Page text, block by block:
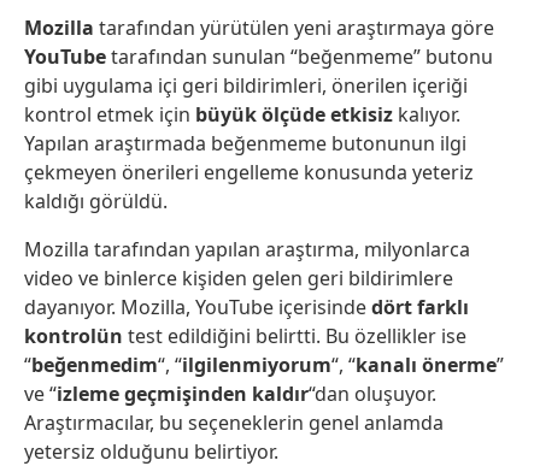
Mozilla tarafından yürütülen yeni araştırmaya göre
YouTubetarafından sunulan “beğenmeme” butonu
gibi uygulama içi geri bildirimleri, önerilen içeriği
kontrol etmek için büyük ölçüde etkisiz kalıyor.
Yapılan araştırmada beğenmeme butonunun ilgi
çekmeyen önerileri engelleme konusunda yeteriz
kaldığı görüldü.
Mozilla tarafından yapılan araştırma, milyonlarca
video ve binlerce kişiden gelen geri bildirimlere
dayanıyor. Mozilla, YouTube içerisindedört farklı
kontrolün test edildiğini belirtti. Bu özellikler ise
“beğenmedim“, “ilgilenmiyorum“, “kanalı önerme”
ve “izleme geçmişinden kaldır“dan oluşuyor.
Araştırmacılar, bu seçeneklerin genel anlamda
yetersiz olduğunu belirtiyor.